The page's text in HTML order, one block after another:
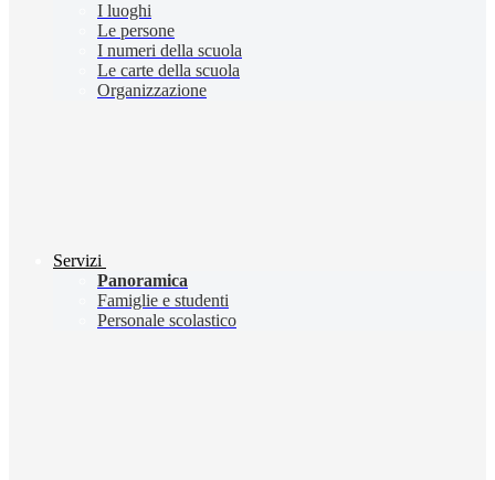
I luoghi
Le persone
I numeri della scuola
Le carte della scuola
Organizzazione
Servizi
Panoramica
Famiglie e studenti
Personale scolastico